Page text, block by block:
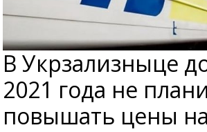
В Укрзализныце
2021 года не
повышать цены